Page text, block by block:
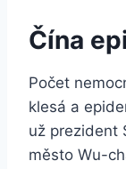
Čína
Počet
klesá a
už prezident
město Wu-